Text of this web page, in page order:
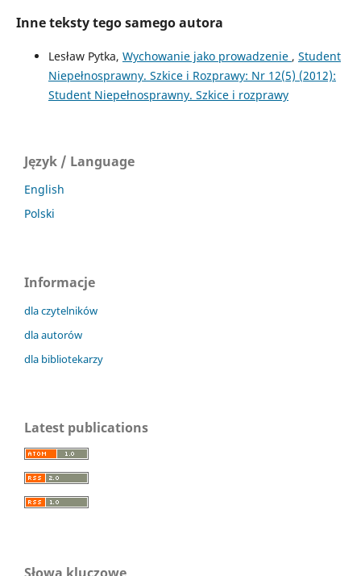
Inne teksty tego samego autora
Lesław Pytka, Wychowanie jako prowadzenie , Student
Niepełnosprawny. Szkice i Rozprawy: Nr 12(5) (2012):
Student Niepełnosprawny. Szkice i rozprawy
Język / Language
English
Polski
Informacje
dla czytelników
dla autorów
dla bibliotekarzy
Latest publications